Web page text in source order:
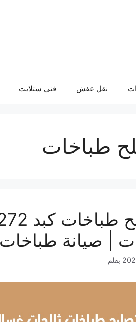
نقل عفش فني ستلايت
طباخات
| صيانة طباخات
بقلم